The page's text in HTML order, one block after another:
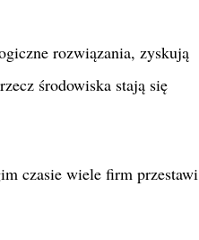
rozwiązania, zyskują
środowiska stają się
czasie wiele firm przestawi